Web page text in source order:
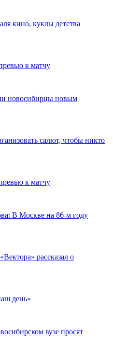
кино, куклы детства
к матчу
новосибирцы новым
салют, чтобы никто
к матчу
В Москве на 86-м году
рассказал о
день»
вузе просят